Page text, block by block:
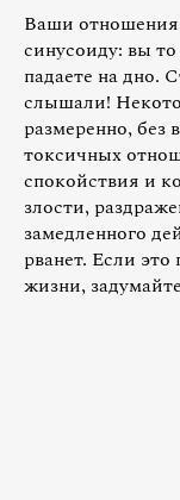
Ваши отношения
синусоиду: вы
падаете на дно.
слышали!
размеренно, без
токсичных
спокойствия и
злости,
замедленного
рванет. Если
жизни,